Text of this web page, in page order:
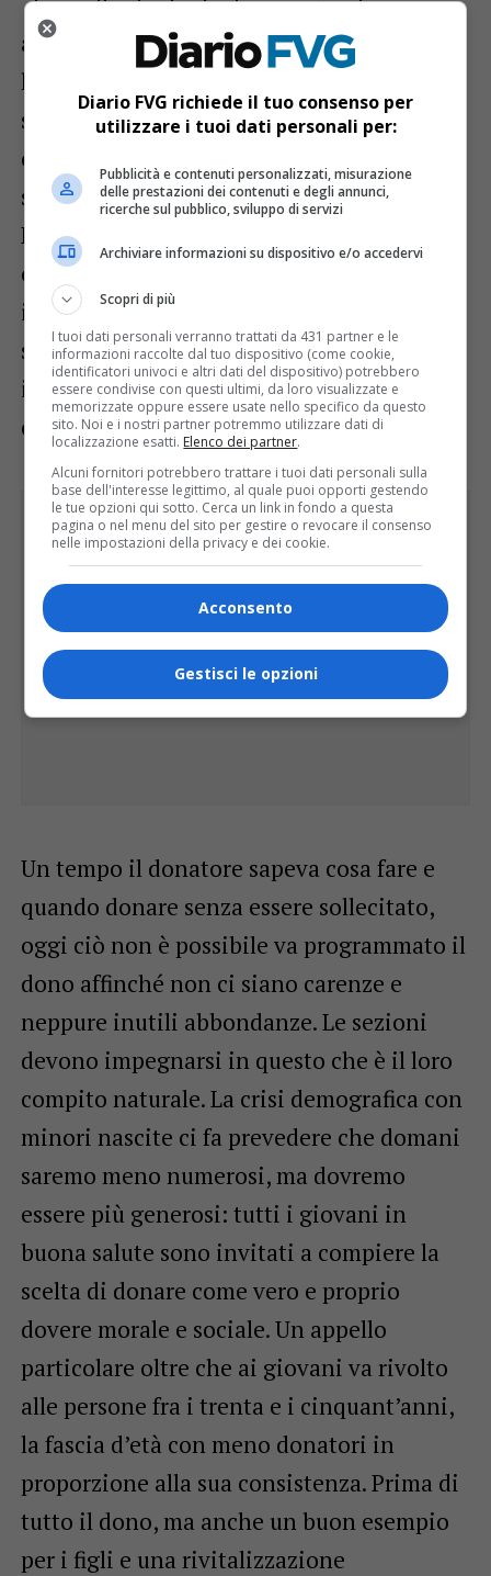
assumiamo nel Friuli di oggi e di domani –
ha continuato Flora – è in diversi campi:
sanitario, sociale, culturale e civile perché
ormai siamo connaturati alla essenza
stessa della friulanità e dei suoi valori.
Dove c’è un donatore di sangue ci deve
essere un presidio di questo patrimonio
ideale. Per la nostra associazione è
senz’altro importante e vitale
incrementare due pratiche essenziali: la
chiamata e la prenotazione.
Un tempo il donatore sapeva cosa fare e
quando donare senza essere sollecitato,
oggi ciò non è possibile va programmato il
dono affinché non ci siano carenze e
neppure inutili abbondanze. Le sezioni
devono impegnarsi in questo che è il loro
compito naturale. La crisi demografica con
minori nascite ci fa prevedere che domani
saremo meno numerosi, ma dovremo
essere più generosi: tutti i giovani in
buona salute sono invitati a compiere la
scelta di donare come vero e proprio
dovere morale e sociale. Un appello
particolare oltre che ai giovani va rivolto
alle persone fra i trenta e i cinquant’anni,
la fascia d’età con meno donatori in
proporzione alla sua consistenza. Prima di
tutto il dono, ma anche un buon esempio
per i figli e una rivitalizzazione
Diario FVG richiede il tuo consenso per
utilizzare i tuoi dati personali per:
Pubblicità e contenuti personalizzati, misurazione
delle prestazioni dei contenuti e degli annunci,
ricerche sul pubblico, sviluppo di servizi
Archiviare informazioni su dispositivo e/o accedervi
Scopri di più
I tuoi dati personali verranno trattati da 431 partner e le
informazioni raccolte dal tuo dispositivo (come cookie,
identificatori univoci e altri dati del dispositivo) potrebbero
essere condivise con questi ultimi, da loro visualizzate e
memorizzate oppure essere usate nello specifico da questo
sito. Noi e i nostri partner potremmo utilizzare dati di
localizzazione esatti. Elenco dei partner.
Alcuni fornitori potrebbero trattare i tuoi dati personali sulla
base dell'interesse legittimo, al quale puoi opporti gestendo
le tue opzioni qui sotto. Cerca un link in fondo a questa
pagina o nel menu del sito per gestire o revocare il consenso
nelle impostazioni della privacy e dei cookie.
Acconsento
Gestisci le opzioni